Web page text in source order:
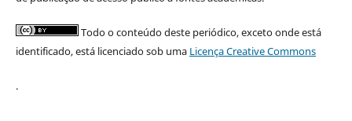
Todo o conteúdo deste periódico, exceto onde está
identificado, está licenciado sob uma Licença Creative Commons
.